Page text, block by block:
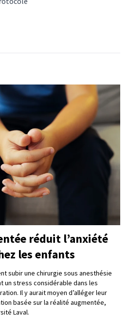
réduit l’anxiété
les enfants
subir une chirurgie sous anesthésie
un stress considérable dans les
Il y aurait moyen d’alléger leur
basée sur la réalité augmentée,
Laval.